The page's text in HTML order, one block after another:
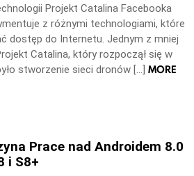
Projekt Catalina Facebooka
z różnymi technologiami, które
dostęp do Internetu. Jednym z mniej
Catalina, który rozpoczął się w
stworzenie sieci dronów […] MORE
Prace nad Androidem 8.0
i S8+